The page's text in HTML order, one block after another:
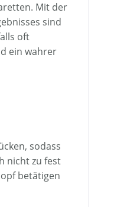
Mit der
sind
oft
ein wahrer
sodass
nicht zu fest
betätigen